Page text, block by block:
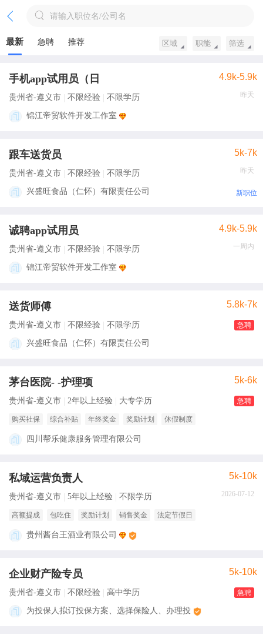
请输入职位名/公司名
最新 急聘 推荐 区域 职能 筛选
手机app试用员（日 4.9k-5.9k
昨天
贵州省-遵义市 不限经验 不限学历
锦江帝贸软件开发工作室
跟车送货员 5k-7k
昨天
贵州省-遵义市 不限经验 不限学历
新职位
兴盛旺食品（仁怀）有限责任公司
诚聘app试用员 4.9k-5.9k
一周内
贵州省-遵义市 不限经验 不限学历
锦江帝贸软件开发工作室
送货师傅 5.8k-7k
贵州省-遵义市 不限经验 不限学历 急聘
兴盛旺食品（仁怀）有限责任公司
茅台医院- -护理项 5k-6k
贵州省-遵义市 2年以上经验 大专学历 急聘
购买社保 综合补贴 年终奖金 奖励计划 休假制度
四川帮乐健康服务管理有限公司
私域运营负责人 5k-10k
2026-07-12
贵州省-遵义市 5年以上经验 不限学历
高额提成 包吃住 奖励计划 销售奖金 法定节假日
贵州酱台王酒业有限公司
企业财产险专员 5k-10k
贵州省-遵义市 不限经验 高中学历 急聘
为投保人拟订投保方案、选择保险人、办理投